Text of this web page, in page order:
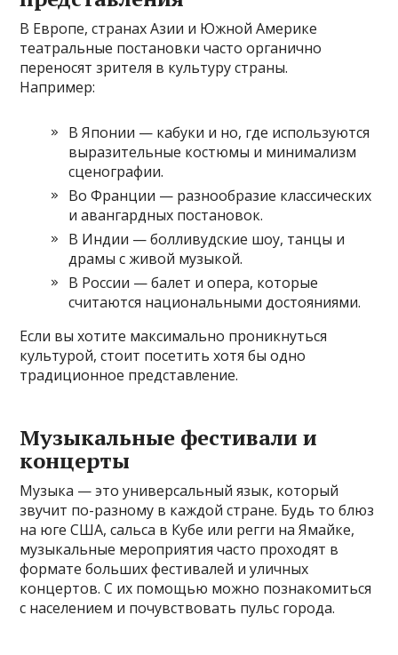
В Европе, странах Азии и Южной Америке
театральные постановки часто органично
переносят зрителя в культуру страны.
Например:
В Японии — кабуки и но, где используются
выразительные костюмы и минимализм
сценографии.
Во Франции — разнообразие классических
и авангардных постановок.
В Индии — болливудские шоу, танцы и
драмы с живой музыкой.
В России — балет и опера, которые
считаются национальными достояниями.
Если вы хотите максимально проникнуться
культурой, стоит посетить хотя бы одно
традиционное представление.
Музыкальные фестивали и
концерты
Музыка — это универсальный язык, который
звучит по-разному в каждой стране. Будь то блюз
на юге США, сальса в Кубе или регги на Ямайке,
музыкальные мероприятия часто проходят в
формате больших фестивалей и уличных
концертов. С их помощью можно познакомиться
с населением и почувствовать пульс города.